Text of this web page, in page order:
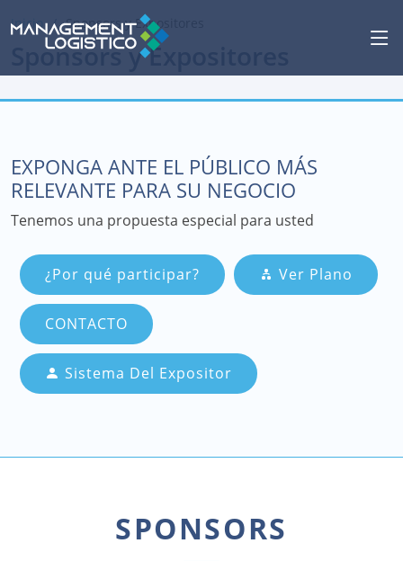
Inicio Sponsors y Expositores
Sponsors y Expositores
EXPONGA ANTE EL PÚBLICO MÁS
RELEVANTE PARA SU NEGOCIO
Tenemos una propuesta especial para usted
¿Por qué participar? Ver Plano
CONTACTO
Sistema Del Expositor
SPONSORS